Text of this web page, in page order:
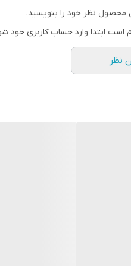
محصول نظر خود را بنویسید.
است ابتدا وارد حساب کاربری خود
نظر